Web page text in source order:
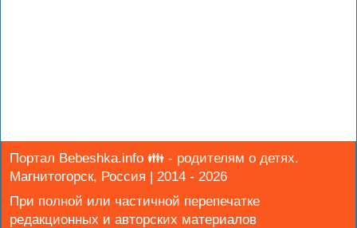
Портал Bebeshka.info 👪 - родителям о детях.
Магнитогорск, Россия | 2014 - 2026
При полной или частичной перепечатке
редакционных и авторских материалов